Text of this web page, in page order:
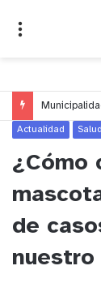
Actualidad Salud
¿Cómo
de
nuestro